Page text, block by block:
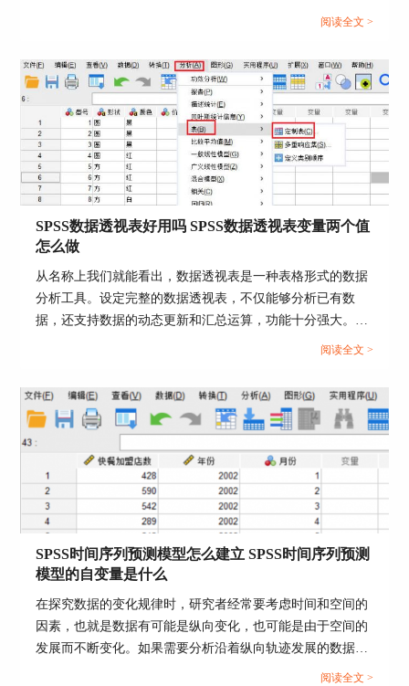
接着，系统就会弹出如图4所示的变量选择面板，
这是比较关键的一步。左侧的项目是数据包含的个
案与变量，而右侧的变量，表示的是新重构的个
案；名称变量，表示的是新重构的变量。
如图5所示，我们将原数据中的Page变量添加到变
量，将账号个案添加到名称变量，然后，单击“确
化为标准化数据，再依据z值标准筛选出异常数值。本文以
例，简单介绍一下SPSS的z-score方法如何操作。...
阅读全文 >
SPSS数据透视表好用吗 SPSS数据透视表变量两个值
怎么做
从名称上我们就能看出，数据透视表是一种表格形式的数据
分析工具。设定完整的数据透视表，不仅能够分析已有数
据，还支持数据的动态更新和汇总运算，功能十分强大。今
天我就以SPSS数据透视表好用吗，SPSS数据透视表变量两
阅读全文 >
SPSS时间序列预测模型怎么建立 SPSS时间序列预测
模型的自变量是什么
在探究数据的变化规律时，研究者经常要考虑时间和空间的
因素，也就是数据有可能是纵向变化，也可能是由于空间的
发展而不断变化。如果需要分析沿着纵向轨迹发展的数据集
合，推荐使用SPSS时间序列的预测方法。本文以SPSS时间
阅读全文 >